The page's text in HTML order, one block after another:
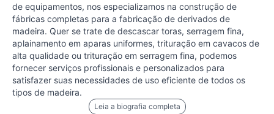
de equipamentos, nos especializamos na construção de
fábricas completas para a fabricação de derivados de
madeira. Quer se trate de descascar toras, serragem fina,
aplainamento em aparas uniformes, trituração em cavacos de
alta qualidade ou trituração em serragem fina, podemos
fornecer serviços profissionais e personalizados para
satisfazer suas necessidades de uso eficiente de todos os
tipos de madeira.
Leia a biografia completa